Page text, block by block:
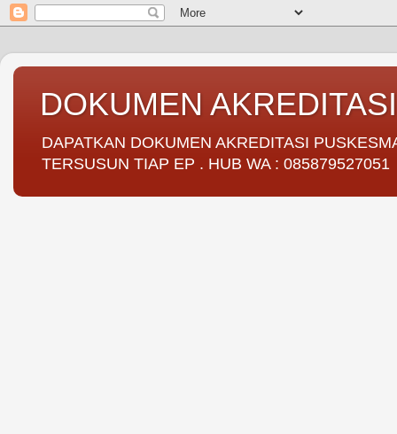
DOKUMEN
DAPATKAN DOKUMEN AKREDITASI
TERSUSUN TIAP EP . HUB WA : 085879527051